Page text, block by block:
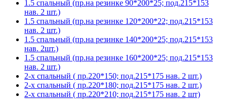
1.5 спальный (пр.на резинке 90*200*25; под.215*153
нав. 2 шт.)
1.5 спальный (пр.на резинке 120*200*22; под.215*153
нав. 2 шт.)
1.5 спальный (пр.на резинке 140*200*25; под.215*153
нав. 2шт.)
1.5 спальный (пр.на резинке 160*200*25; под.215*153
нав. 2 шт.)
2-х спальный ( пр.220*150; под.215*175 нав. 2 шт.)
2-х спальный ( пр.220*180; под.215*175 нав. 2 шт.)
2-х спальный ( пр.220*210; под.215*175 нав. 2 шт)